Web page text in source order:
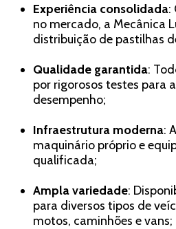
Experiência consolidada:
no mercado, a Mecânica
distribuição de pastilhas
Qualidade garantida:
por rigorosos testes para
desempenho;
Infraestrutura moderna:
maquinário próprio e
qualificada;
Ampla variedade:
para diversos tipos de
motos, caminhões e vans;